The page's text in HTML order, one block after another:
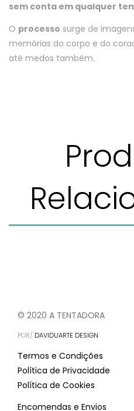
sem conta em qualquer
O processo surge de
memórias do corpo e do
até medos também.
© 2020 A TENTADORA
POR/ DAVIDUARTE DESIGN
Termos e Condições
Política de Privacidade
Política de Cookies
Encomendas e Envios